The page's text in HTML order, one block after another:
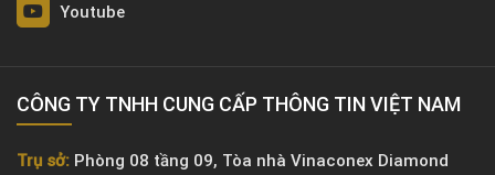
Youtube
CÔNG TY TNHH CUNG CẤP THÔNG TIN VIỆT NAM
Trụ sở: Phòng 08 tầng 09, Tòa nhà Vinaconex Diamond